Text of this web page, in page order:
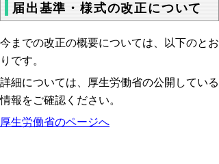
届出基準・様式の改正について
今までの改正の概要については、以下のとお
りです。
詳細については、厚生労働省の公開している
情報をご確認ください。
厚生労働省のページへ